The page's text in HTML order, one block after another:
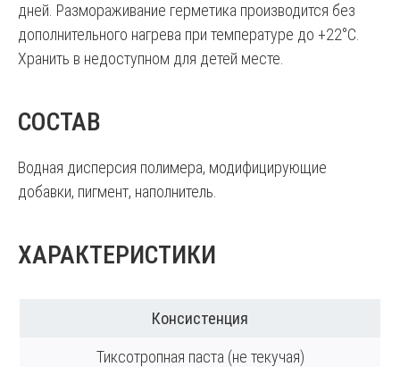
дней. Размораживание герметика производится без
дополнительного нагрева при температуре до +22°С.
Хранить в недоступном для детей месте.
СОСТАВ
Водная дисперсия полимера, модифицирующие
добавки, пигмент, наполнитель.
ХАРАКТЕРИСТИКИ
Консистенция
Тиксотропная паста (не текучая)